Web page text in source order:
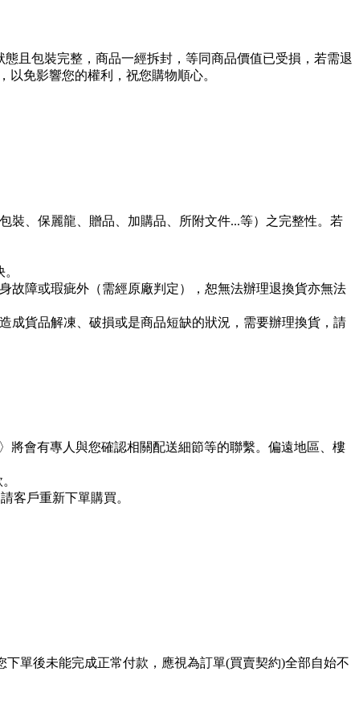
態且包裝完整，商品一經拆封，等同商品價值已受損，若需退
免影響您的權利，祝您購物順心。
裝、保麗龍、贈品、加購品、所附文件...等）之完整性。若
故障或瑕疵外（需經原廠判定），恕無法辦理退換貨亦無法
成貨品解凍、破損或是商品短缺的狀況，需要辦理換貨，請
將會有專人與您確認相關配送細節等的聯繫。偏遠地區、樓
客戶重新下單購買。
單後未能完成正常付款，應視為訂單(買賣契約)全部自始不